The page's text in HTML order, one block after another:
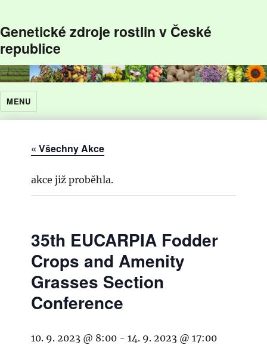
Genetické zdroje rostlin v České
republice
MENU
« Všechny Akce
akce již proběhla.
35th EUCARPIA Fodder
Crops and Amenity
Grasses Section
Conference
10. 9. 2023 @ 8:00- 14. 9. 2023 @ 17:00